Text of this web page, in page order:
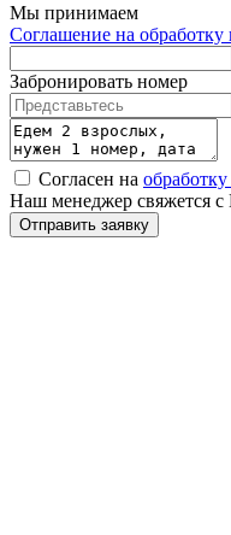
Мы принимаем
Соглашение на
Забронировать номер
Согласен на
Наш менеджер свяжется